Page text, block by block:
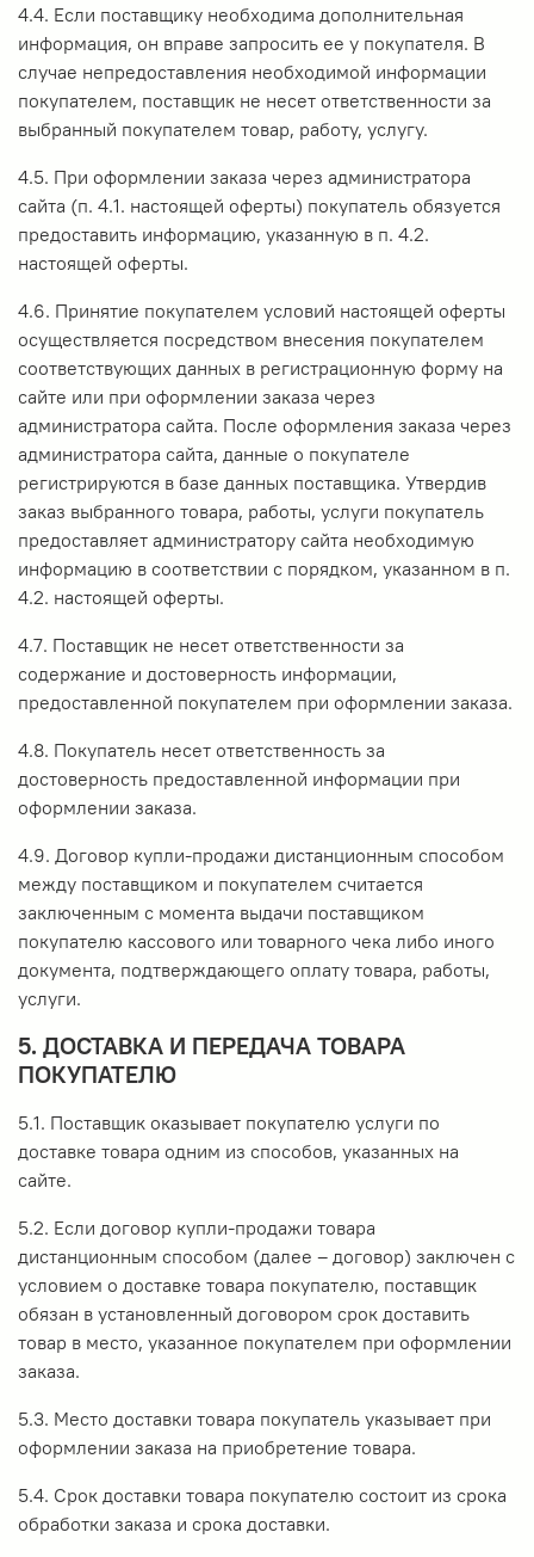
4.4. Если поставщику необходима дополнительная
информация, он вправе запросить ее у покупателя. В
случае непредоставления необходимой информации
покупателем, поставщик не несет ответственности за
выбранный покупателем товар, работу, услугу.
4.5. При оформлении заказа через администратора
сайта (п. 4.1. настоящей оферты) покупатель обязуется
предоставить информацию, указанную в п. 4.2.
настоящей оферты.
4.6. Принятие покупателем условий настоящей оферты
осуществляется посредством внесения покупателем
соответствующих данных в регистрационную форму на
сайте или при оформлении заказа через
администратора сайта. После оформления заказа через
администратора сайта, данные о покупателе
регистрируются в базе данных поставщика. Утвердив
заказ выбранного товара, работы, услуги покупатель
предоставляет администратору сайта необходимую
информацию в соответствии с порядком, указанном в п.
4.2. настоящей оферты.
4.7. Поставщик не несет ответственности за
содержание и достоверность информации,
предоставленной покупателем при оформлении заказа.
4.8. Покупатель несет ответственность за
достоверность предоставленной информации при
оформлении заказа.
4.9. Договор купли-продажи дистанционным способом
между поставщиком и покупателем считается
заключенным с момента выдачи поставщиком
покупателю кассового или товарного чека либо иного
документа, подтверждающего оплату товара, работы,
услуги.
5. ДОСТАВКА И ПЕРЕДАЧА ТОВАРА
ПОКУПАТЕЛЮ
5.1. Поставщик оказывает покупателю услуги по
доставке товара одним из способов, указанных на
сайте.
5.2. Если договор купли-продажи товара
дистанционным способом (далее – договор) заключен с
условием о доставке товара покупателю, поставщик
обязан в установленный договором срок доставить
товар в место, указанное покупателем при оформлении
заказа.
5.3. Место доставки товара покупатель указывает при
оформлении заказа на приобретение товара.
5.4. Срок доставки товара покупателю состоит из срока
обработки заказа и срока доставки.